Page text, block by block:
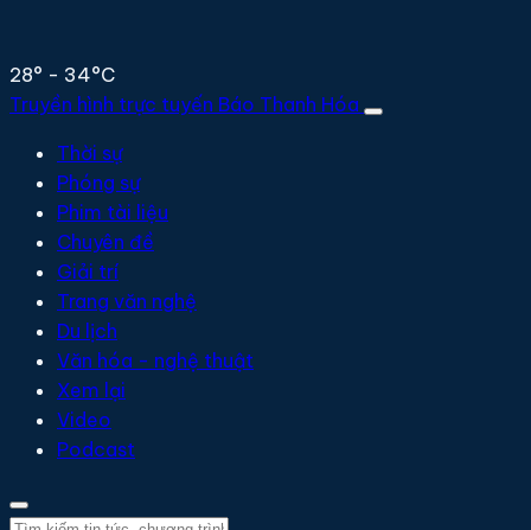
28° - 34°C
Truyền hình trực tuyến Báo Thanh Hóa
Thời sự
Phóng sự
Phim tài liệu
Chuyên đề
Giải trí
Trang văn nghệ
Du lịch
Văn hóa - nghệ thuật
Xem lại
Video
Podcast